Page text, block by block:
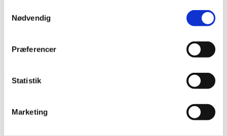
Nødvendig
Præferencer
Statistik
Marketing
Bestil tid
Anmeldelser
BESTIL TID HOS TANDLÆGEN
E-mail:post@grenaatand.dk